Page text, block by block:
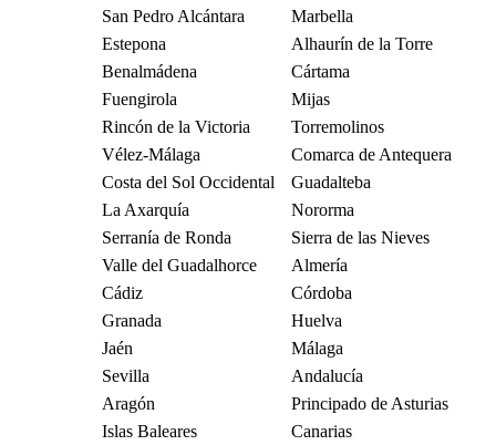
San Pedro Alcántara
Marbella
Estepona
Alhaurín de la Torre
Benalmádena
Cártama
Fuengirola
Mijas
Rincón de la Victoria
Torremolinos
Vélez-Málaga
Comarca de Antequera
Costa del Sol Occidental
Guadalteba
La Axarquía
Nororma
Serranía de Ronda
Sierra de las Nieves
Valle del Guadalhorce
Almería
Cádiz
Córdoba
Granada
Huelva
Jaén
Málaga
Sevilla
Andalucía
Aragón
Principado de Asturias
Islas Baleares
Canarias